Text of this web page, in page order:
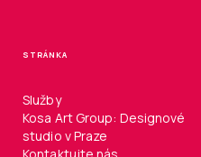
STRÁNKA
Služby
Kosa Art Group: Designové
studio v Praze